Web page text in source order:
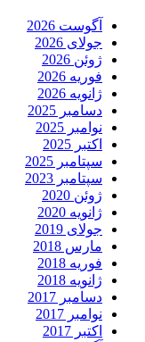
آگوست 2026
جولای 2026
ژوئن 2026
فوریه 2026
ژانویه 2026
دسامبر 2025
نوامبر 2025
اکتبر 2025
سپتامبر 2025
سپتامبر 2023
ژوئن 2020
ژانویه 2020
جولای 2019
مارس 2018
فوریه 2018
ژانویه 2018
دسامبر 2017
نوامبر 2017
اکتبر 2017